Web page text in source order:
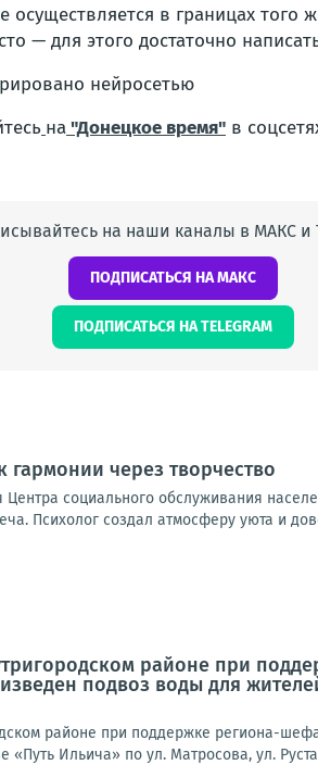
осуществляется в границах
— для этого достаточно
нейросетью
на"Донецкое время" в
на наши каналы в МАКС и
ПОДПИСАТЬСЯ НА МАКС
ПОДПИСАТЬСЯ НА TELEGRAM
через творчество
социального обслуживания
Психолог создал атмосферу уюта и
районе при
подвоз воды для
районе при поддержке региона-
Ильича» по ул. Матросова, ул.